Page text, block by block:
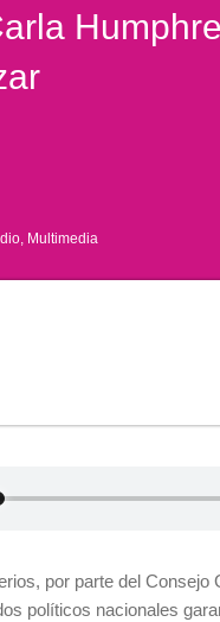
Multimedia
por parte del Consejo
políticos nacionales